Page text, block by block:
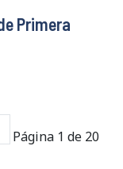
Primera
Página 1 de 20